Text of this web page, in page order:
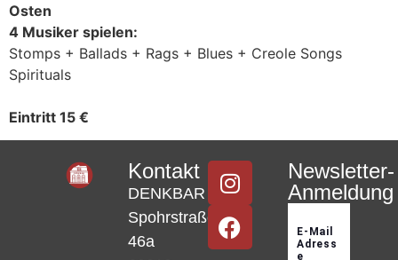
Osten
4 Musiker spielen:
Stomps + Ballads + Rags + Blues + Creole Songs
Spirituals
Eintritt 15 €
Kontakt
DENKBAR
Spohrstraße
46a
Newsletter-
Anmeldung